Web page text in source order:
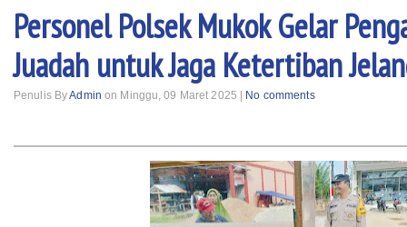
Personel Polsek Mukok Gelar
Juadah untuk Jaga Ketertiban
Penulis ByAdmin on Minggu, 09 Maret 2025 | No comments